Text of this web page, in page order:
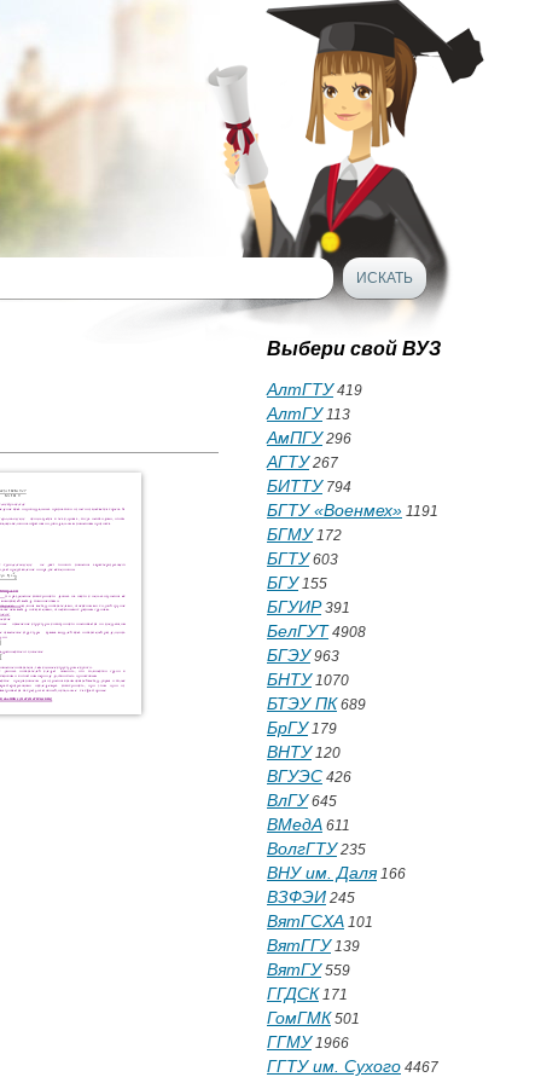
Выбери свой ВУЗ
АлтГТУ419
АлтГУ113
АмПГУ296
АГТУ267
БИТТУ794
БГТУ «Военмех» 1191
БГМУ172
БГТУ603
БГУ155
БГУИР391
БелГУТ 4908
БГЭУ963
БНТУ1070
БТЭУ ПК 689
БрГУ179
ВНТУ120
ВГУЭС 426
ВлГУ645
ВМедА 611
ВолгГТУ235
ВНУ им. Даля166
ВЗФЭИ 245
ВятГСХА 101
ВятГГУ139
ВятГУ559
ГГДСК 171
ГомГМК 501
ГГМУ1966
ГГТУ им. Сухого 4467